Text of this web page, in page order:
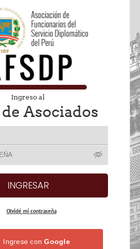
Ingreso al
Asociados
Olvidé mi contraseña
Ingrese conGoogle